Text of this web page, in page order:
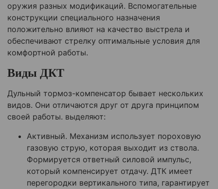
оружия разных модификаций. Вспомогательные
конструкции специального назначения
положительно влияют на качество выстрела и
обеспечивают стрелку оптимальные условия для
комфортной работы.
Виды ДКТ
Дульный тормоз-компенсатор бывает нескольких
видов. Они отличаются друг от друга принципом
своей работы. выделяют:
Активный. Механизм использует пороховую
газовую струю, которая выходит из ствола.
Формируется ответный силовой импульс,
который компенсирует отдачу. ДТК имеет
перегородки вертикального типа, гарантирует